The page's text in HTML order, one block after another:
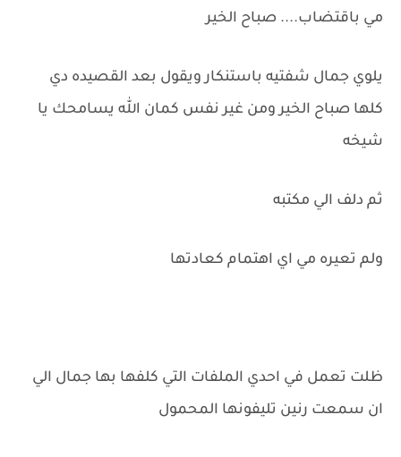
مي باقتضاب.... صباح الخير
يلوي جمال شفتيه باستنكار ويقول بعد القصيده دي
كلها صباح الخير ومن غير نفس كمان الله يسامحك يا
شيخه
ثم دلف الي مكتبه
ولم تعيره مي اي اهتمام كعادتها
ظلت تعمل في احدي الملفات التي كلفها بها جمال الي
ان سمعت رنين تليفونها المحمول